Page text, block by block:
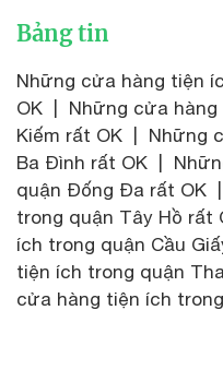
Bảng tin
Những cửa hàng tiện
OK | Những cửa hàng
Kiếm rất OK | Những
Ba Đình rất OK |
quận Đống Đa rất OK
trong quận Tây Hồ
ích trong quận Cầu
tiện ích trong quận
cửa hàng tiện ích